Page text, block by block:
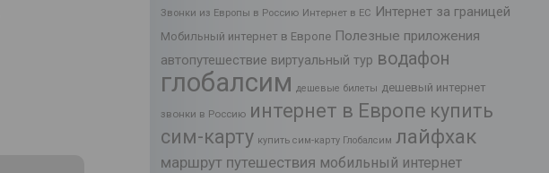
Звонки из Европы в Россию Интернет в ЕС Интернет за границей
Мобильный интернет в Европе Полезные приложения
автопутешествие виртуальный тур водафон
глобалсим дешевые билеты дешевый интернет
звонки в Россию интернет в Европе купить
сим-карту купить сим-карту Глобалсим лайфхак
маршрут путешествия мобильный интернет